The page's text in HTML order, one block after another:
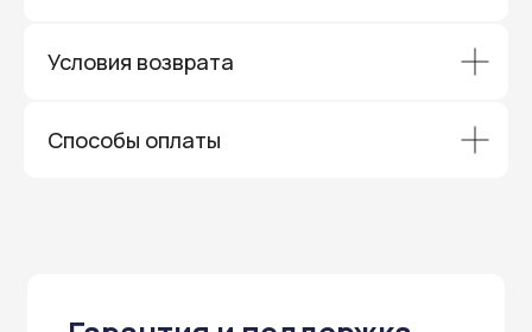
Условия возврата
Способы оплаты
устройства, купленные у нас, покрываются